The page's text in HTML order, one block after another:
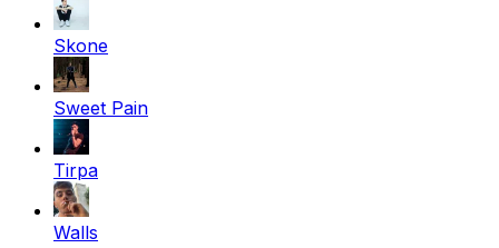
Skone
Sweet Pain
Tirpa
Walls